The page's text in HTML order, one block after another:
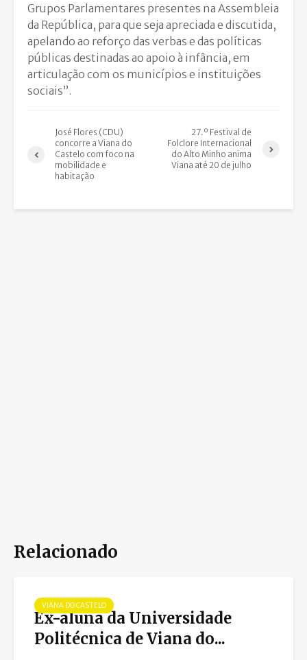
Grupos Parlamentares presentes na Assembleia
da República, para que seja apreciada e discutida,
apelando ao reforço das verbas e das políticas
públicas destinadas ao apoio à infância, em
articulação com os municípios e instituições
sociais”.
José Flores (CDU)
concorre a Viana do
Castelo com foco na
mobilidade e
habitação
27.º Festival de
Folclore Internacional
do Alto Minho anima
Viana até 20 de julho
Relacionado
VIANA DO CASTELO
Ex-aluna da Universidade
Politécnica de Viana do...